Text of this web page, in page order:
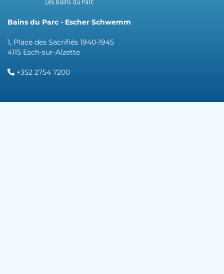
Bains du Parc - Escher Schwemm
1, Place des Sacrifiés 1940-1945
4115 Esch-sur-Alzette
+352 2754 7200